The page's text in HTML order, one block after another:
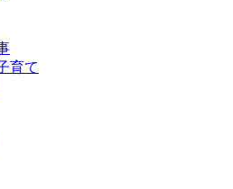
育て